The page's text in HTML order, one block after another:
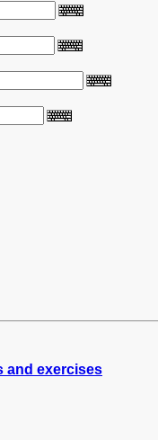
and exercises